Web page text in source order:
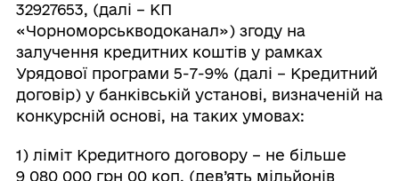
32927653, (далі – КП
«Чорноморськводоканал») згоду на
залучення кредитних коштів у рамках
Урядової програми 5-7-9% (далі – Кредитний
договір) у банківській установі, визначеній на
конкурсній основі, на таких умовах:
1) ліміт Кредитного договору – не більше
9 080 000 грн 00 коп. (дев’ять мільйонів